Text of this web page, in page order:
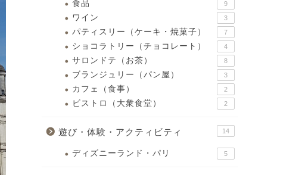
食品 9
ワイン 3
パティスリー（ケーキ・焼菓子） 7
ショコラトリー（チョコレート） 4
サロンドテ（お茶） 8
ブランジュリー（パン屋） 3
カフェ（食事） 2
ビストロ（大衆食堂） 2
遊び・体験・アクティビティ 14
ディズニーランド・パリ 5